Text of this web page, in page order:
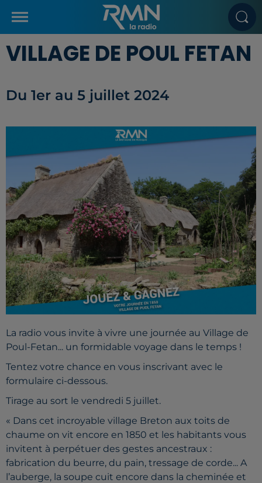
VILLAGE DE POUL FETAN
Du 1er au 5 juillet 2024
La radio vous invite à vivre une journée au Village de
Poul-Fetan... un formidable voyage dans le temps !
Tentez votre chance en vous inscrivant avec le
formulaire ci-dessous.
Tirage au sort le vendredi 5 juillet.
« Dans cet incroyable village Breton aux toits de
chaume on vit encore en 1850 et les habitants vous
invitent à perpétuer des gestes ancestraux :
fabrication du beurre, du pain, tressage de corde... A
l’auberge, la soupe cuit encore dans la cheminée et